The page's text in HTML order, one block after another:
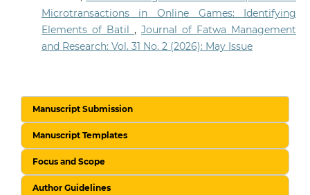
Microtransactions in Online Games: Identifying
Elements of Batil ,Journal of Fatwa Management
and Research: Vol. 31 No. 2 (2026): May Issue
Manuscript Submission
Manuscript Templates
Focus and Scope
Author Guidelines